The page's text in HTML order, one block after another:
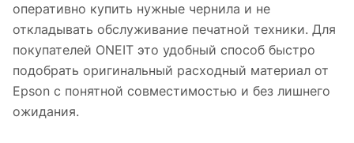
оперативно купить нужные чернила и не
откладывать обслуживание печатной техники. Для
покупателей ONEIT это удобный способ быстро
подобрать оригинальный расходный материал от
Epson с понятной совместимостью и без лишнего
ожидания.